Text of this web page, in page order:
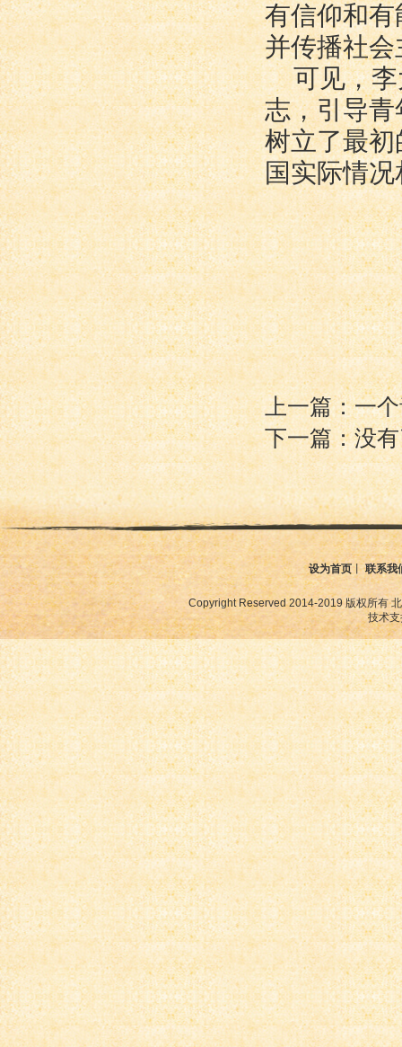
有信仰和
并传播社会
可见，
志，引导
树立了最
国实际情
上一篇：一
下一篇：没
设为首页丨联系我
Copyright Reserved 2014-2019 版权所有
技术